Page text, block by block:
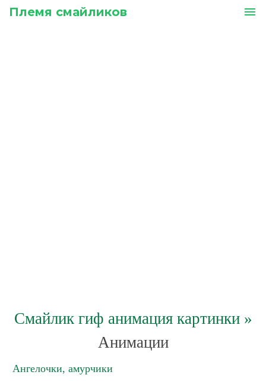
Племя смайликов menu
Смайлик гиф анимация картинки»
Анимации
Ангелочки, амурчики